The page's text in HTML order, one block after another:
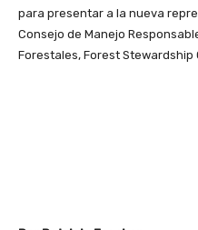
para presentar a la nueva
Consejo de Manejo
Forestales, Forest Stewardship